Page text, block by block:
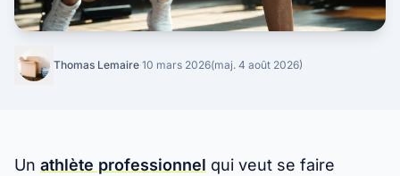
Thomas Lemaire·10 mars 2026(maj. 4 août 2026)
Un athlète professionnel qui veut se faire